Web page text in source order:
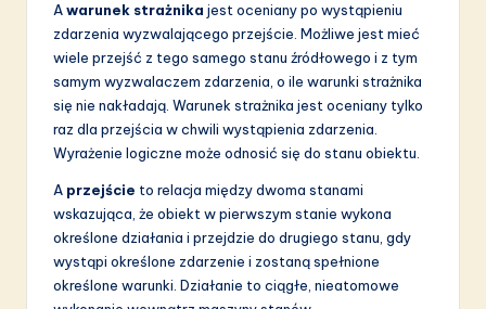
Awarunek strażnika jest oceniany po wystąpieniu
zdarzenia wyzwalającego przejście. Możliwe jest mieć
wiele przejść z tego samego stanu źródłowego i z tym
samym wyzwalaczem zdarzenia, o ile warunki strażnika
się nie nakładają. Warunek strażnika jest oceniany tylko
raz dla przejścia w chwili wystąpienia zdarzenia.
Wyrażenie logiczne może odnosić się do stanu obiektu.
A przejście to relacja między dwoma stanami
wskazująca, że obiekt w pierwszym stanie wykona
określone działania i przejdzie do drugiego stanu, gdy
wystąpi określone zdarzenie i zostaną spełnione
określone warunki. Działanie to ciągłe, nieatomowe